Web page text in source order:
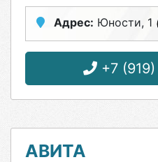
Адрес: Юности, 1
+7 (919)
АВИТА